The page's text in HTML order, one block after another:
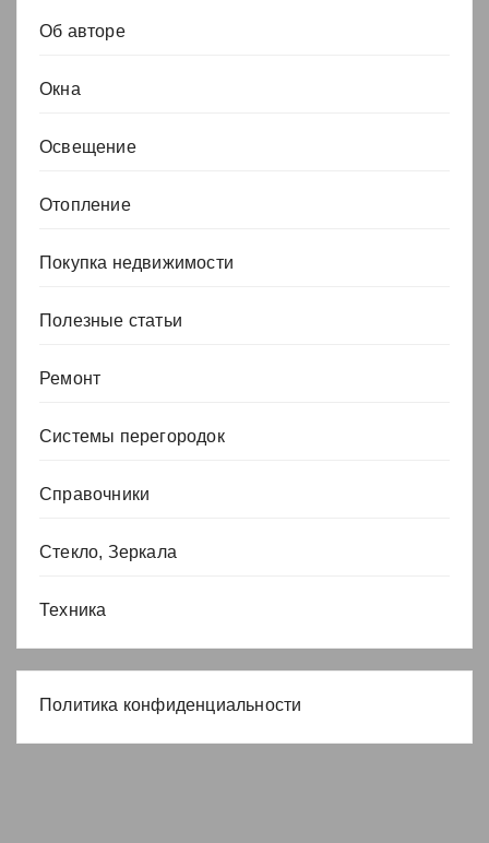
Об авторе
Окна
Освещение
Отопление
Покупка недвижимости
Полезные статьи
Ремонт
Системы перегородок
Справочники
Стекло, Зеркала
Техника
Политика конфиденциальности